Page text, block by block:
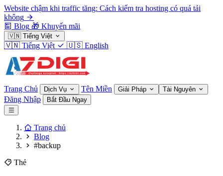
Website chậm khi traffic tăng: Cách kiểm tra hosting có quá tải
không
Blog 🎁 Khuyến mãi
🇻🇳 Tiếng Việt
🇻🇳 Tiếng Việt 🇺🇸 English
Trang Chủ Dịch Vụ Tên Miền Giải Pháp Tài Nguyên
Đăng Nhập Bắt Đầu Ngay
Trang chủ
Blog
#backup
Thẻ